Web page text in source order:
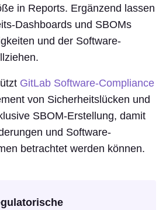
in Reports. Ergänzend lassen
Dashboards und SBOMs
und der Software-
GitLab Software-Compliance
von Sicherheitslücken und
SBOM-Erstellung, damit
und Software-
betrachtet werden können.